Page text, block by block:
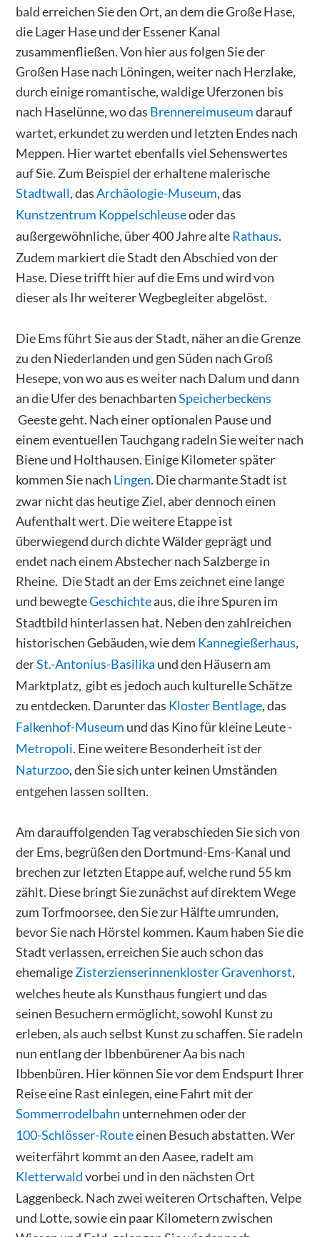
bald erreichen Sie den Ort, an dem die Große Hase,
die Lager Hase und der Essener Kanal
zusammenfließen. Von hier aus folgen Sie der
Großen Hase nach Löningen, weiter nach Herzlake,
durch einige romantische, waldige Uferzonen bis
nach Haselünne, wo das Brennereimuseumdarauf
wartet, erkundet zu werden und letzten Endes nach
Meppen. Hier wartet ebenfalls viel Sehenswertes
auf Sie. Zum Beispiel der erhaltene malerische
Stadtwall, dasArchäologie-Museum, das
Kunstzentrum Koppelschleuseoder das
außergewöhnliche, über 400 Jahre alteRathaus.
Zudem markiert die Stadt den Abschied von der
Hase. Diese trifft hier auf die Ems und wird von
dieser als Ihr weiterer Wegbegleiter abgelöst.
Die Ems führt Sie aus der Stadt, näher an die Grenze
zu den Niederlanden und gen Süden nach Groß
Hesepe, von wo aus es weiter nach Dalum und dann
an die Ufer des benachbartenSpeicherbeckens
Geeste geht. Nach einer optionalen Pause und
einem eventuellen Tauchgang radeln Sie weiter nach
Biene und Holthausen. Einige Kilometer später
kommen Sie nach Lingen. Die charmante Stadt ist
zwar nicht das heutige Ziel, aber dennoch einen
Aufenthalt wert. Die weitere Etappe ist
überwiegend durch dichte Wälder geprägt und
endet nach einem Abstecher nach Salzberge in
Rheine. Die Stadt an der Ems zeichnet eine lange
und bewegteGeschichteaus, die ihre Spuren im
Stadtbild hinterlassen hat. Neben den zahlreichen
historischen Gebäuden, wie dem Kannegießerhaus,
derSt.-Antonius-Basilika und den Häusern am
Marktplatz, gibt es jedoch auch kulturelle Schätze
zu entdecken. Darunter das Kloster Bentlage, das
Falkenhof-Museum und das Kino für kleine Leute -
Metropoli. Eine weitere Besonderheit ist der
Naturzoo, den Sie sich unter keinen Umständen
entgehen lassen sollten.
Am darauffolgenden Tag verabschieden Sie sich von
der Ems, begrüßen den Dortmund-Ems-Kanal und
brechen zur letzten Etappe auf, welche rund 55 km
zählt. Diese bringt Sie zunächst auf direktem Wege
zum Torfmoorsee, den Sie zur Hälfte umrunden,
bevor Sie nach Hörstel kommen. Kaum haben Sie die
Stadt verlassen, erreichen Sie auch schon das
ehemaligeZisterzienserinnenkloster Gravenhorst,
welches heute als Kunsthaus fungiert und das
seinen Besuchern ermöglicht, sowohl Kunst zu
erleben, als auch selbst Kunst zu schaffen. Sie radeln
nun entlang der Ibbenbürener Aa bis nach
Ibbenbüren. Hier können Sie vor dem Endspurt Ihrer
Reise eine Rast einlegen, eine Fahrt mit der
Sommerrodelbahn unternehmen oder der
100-Schlösser-Routeeinen Besuch abstatten. Wer
weiterfährt kommt an den Aasee, radelt am
Kletterwaldvorbei und in den nächsten Ort
Laggenbeck. Nach zwei weiteren Ortschaften, Velpe
und Lotte, sowie ein paar Kilometern zwischen